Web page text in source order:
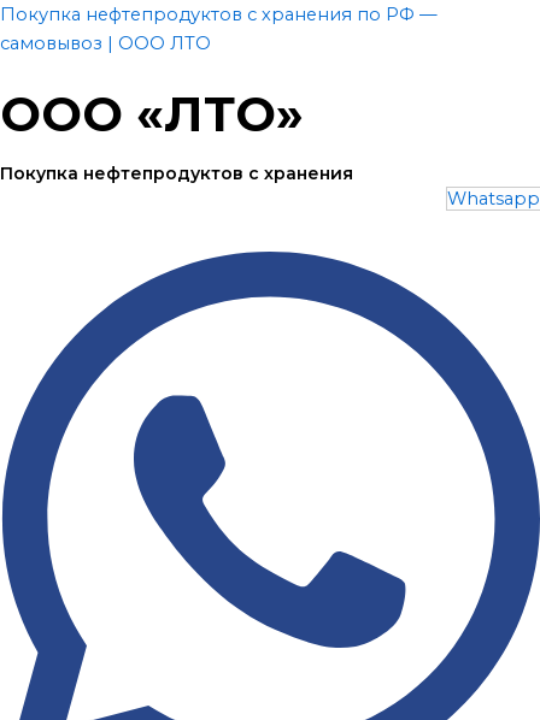
Перейти
к
Покупка нефтепродуктов с хранения по РФ —
самовывоз | ООО ЛТО
ООО «ЛТО»
Покупка нефтепродуктов с хранения
Whatsapp